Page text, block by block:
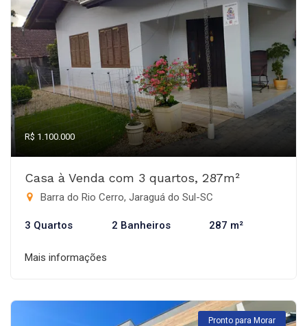
R$ 1.100.000
Casa à Venda com 3 quartos, 287m²
Barra do Rio Cerro, Jaraguá do Sul-SC
3 Quartos 2 Banheiros 287 m²
Mais informações
Pronto para Morar